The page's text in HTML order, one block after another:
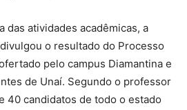
das atividades acadêmicas, a
o resultado do Processo
pelo campus Diamantina e
de Unaí. Segundo o professor
40 candidatos de todo o estado